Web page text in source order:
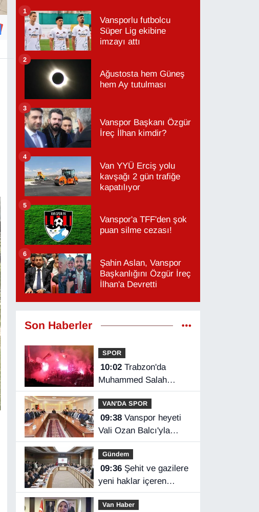
Vansporlu futbolcu
Süper Lig ekibine
imzayı attı
1
Ağustosta hem Güneş
hem Ay tutulması
2
Vanspor Başkanı Özgür
İreç İlhan kimdir?
3
Van YYÜ Erciş yolu
kavşağı 2 gün trafiğe
kapatılıyor
4
Vanspor'a TFF'den şok
puan silme cezası!
5
Şahin Aslan, Vanspor
Başkanlığını Özgür İreç
İlhan'a Devretti
6
Son Haberler
SPOR
10:02Trabzon'da
Muhammed Salah
coşkusu yaşandı
VAN'DA SPOR
09:38Vanspor heyeti
Vali Ozan Balcı'yla
görüştü
Gündem
09:36Şehit ve gazilere
yeni haklar içeren
kanun teklifi
komisyondan geçti
Van Haber